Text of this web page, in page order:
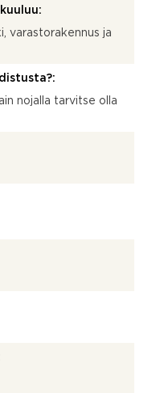
varastorakennus ja
nojalla tarvitse olla